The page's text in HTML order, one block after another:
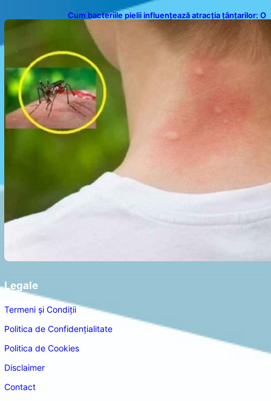
Cum bacteriile pielii influențează atracția țânțarilor: O
nouă viziune asupra alegerii victimelor
Legale
Termeni și Condiții
Politica de Confidențialitate
Politica de Cookies
Disclaimer
Contact